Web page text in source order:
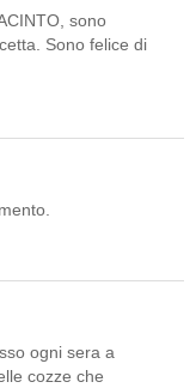
sono
Sono felice di
ogni sera a
cozze che